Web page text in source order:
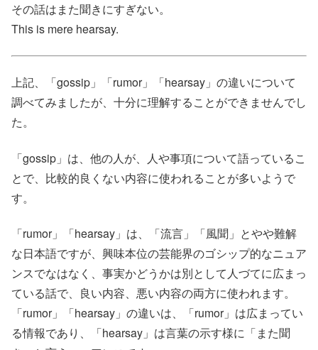
その話はまた聞きにすぎない。
This is mere hearsay.
上記、「gossip」「rumor」「hearsay」の違いについて
調べてみましたが、十分に理解することができませんでし
た。
「gossip」は、他の人が、人や事項について語っているこ
とで、比較的良くない内容に使われることが多いようで
す。
「rumor」「hearsay」は、「流言」「風聞」とやや難解
な日本語ですが、興味本位の芸能界のゴシップ的なニュア
ンスでなはなく、事実かどうかは別として人づてに広まっ
ている話で、良い内容、悪い内容の両方に使われます。
「rumor」「hearsay」の違いは、「rumor」は広まってい
る情報であり、「hearsay」は言葉の示す様に「また聞